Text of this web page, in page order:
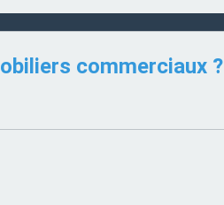
commerciaux ?